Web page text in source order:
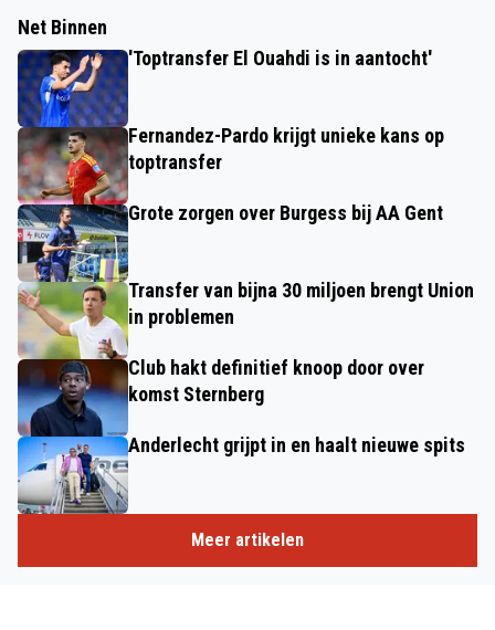
Net Binnen
'Toptransfer El Ouahdi is in aantocht'
Fernandez-Pardo krijgt unieke kans op
toptransfer
Grote zorgen over Burgess bij AA Gent
Transfer van bijna 30 miljoen brengt Union
in problemen
Club hakt definitief knoop door over
komst Sternberg
Anderlecht grijpt in en haalt nieuwe spits
Meer artikelen